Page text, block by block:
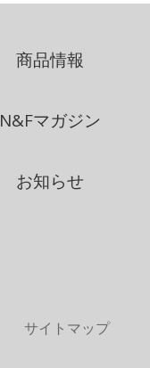
商品情報
N&Fマガジン
お知らせ
サイトマップ